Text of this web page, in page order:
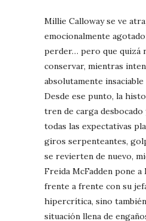
Millie Calloway se ve
emocionalmente
perder… pero que quizá
conservar, mientras
absolutamente
Desde ese punto, la
tren de carga desbocado
todas las expectativas
giros serpenteantes,
se revierten de nuevo,
Freida McFadden pone
frente a frente con su
hipercrítica, sino
situación llena de